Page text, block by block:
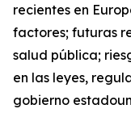
recientes en
factores; futuras
salud pública;
en las leyes,
gobierno